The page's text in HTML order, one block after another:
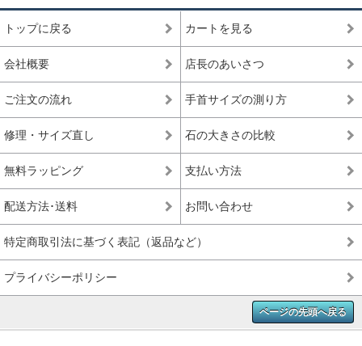
トップに戻る カートを見る
会社概要 店長のあいさつ
ご注文の流れ 手首サイズの測り方
修理・サイズ直し 石の大きさの比較
無料ラッピング 支払い方法
配送方法･送料 お問い合わせ
特定商取引法に基づく表記（返品など）
プライバシーポリシー
ページの先頭へ戻る